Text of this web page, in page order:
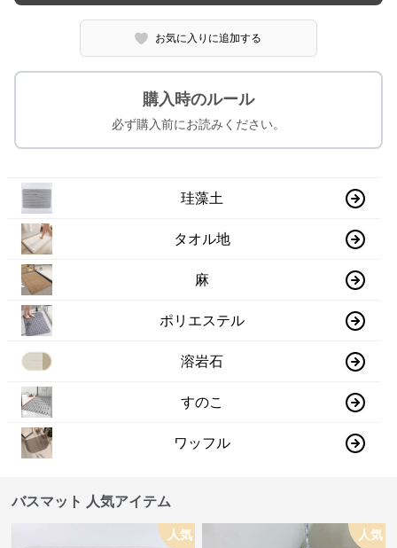
お気に入りに追加する
購入時のルール
必ず購入前にお読みください。
珪藻土
タオル地
麻
ポリエステル
溶岩石
すのこ
ワッフル
バスマット 人気アイテム
人気 人気